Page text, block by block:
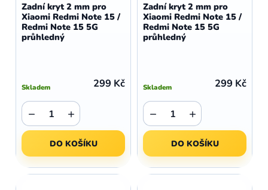
Zadní kryt 2 mm pro
Xiaomi Redmi Note 15 /
Redmi Note 15 5G
průhledný
Skladem 299 Kč
+
−
DO KOŠÍKU
Zadní kryt 2 mm pro
Xiaomi Redmi Note 15 /
Redmi Note 15 5G
průhledný
Skladem 299 Kč
+
−
DO KOŠÍKU